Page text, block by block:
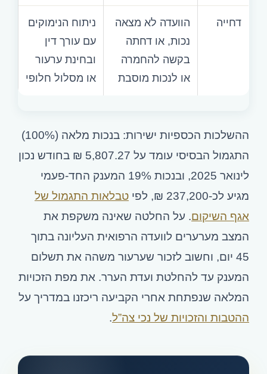
דחייה
הוועדה לא מצאה
נכות, או דחתה
בקשה להחמרה
או לנכות מוסבת
ניתוח הנימוקים
עם עורך דין
ובחינת ערעור
או מסלול חלופי
ההשלכות הכספיות ישירות: בנכות מלאה (100%)
התגמול הבסיסי עומד על 5,807.27 ₪ בחודש נכון
לינואר 2025, ובנכות 19% המענק החד-פעמי
מגיע לכ-237,200 ₪, לפי
טבלאות התגמול של
אגף השיקום. על החלטה שאינה משקפת את
המצב מערערים לוועדה הרפואית העליונה בתוך
45 יום, וחשוב לזכור שערעור משהה את תשלום
המענק עד להחלטת ועדת הערר. את מפת הזכויות
המלאה שנפתחת אחרי הקביעה ריכזנו במדריך על
ההטבות והזכויות של נכי צה”ל.